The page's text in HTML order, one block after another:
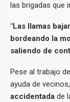
las brigadas que
"Las llamas
bordeando la
saliendo de
Pese al trabajo
ayuda de
accidentada de